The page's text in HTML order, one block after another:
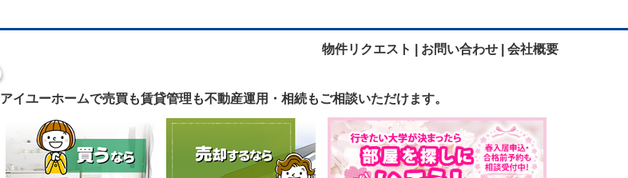
物件リクエスト | お問い合わせ | 会社概要
アイユーホームで売買も賃貸管理も不動産運用・相続も ご相談いただけます。